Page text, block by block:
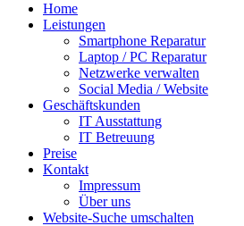
Home
Leistungen
Smartphone Reparatur
Laptop / PC Reparatur
Netzwerke verwalten
Social Media / Website
Geschäftskunden
IT Ausstattung
IT Betreuung
Preise
Kontakt
Impressum
Über uns
Website-Suche umschalten